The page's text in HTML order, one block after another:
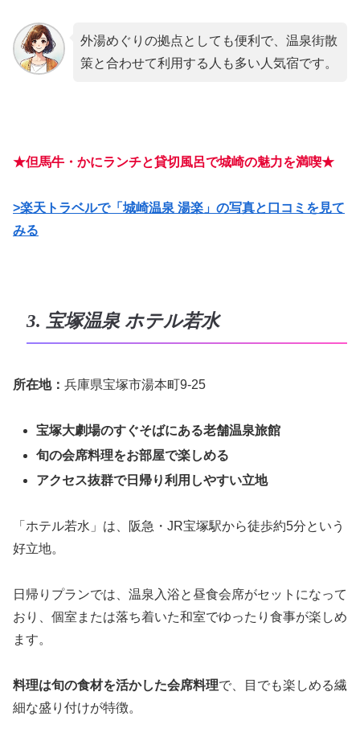
外湯めぐりの拠点としても便利で、温泉街散
策と合わせて利用する人も多い人気宿です。
★但馬牛・かにランチと貸切風呂で城崎の魅力を満喫★
>楽天トラベルで「城崎温泉 湯楽」の写真と口コミを見て
みる
3. 宝塚温泉 ホテル若水
所在地： 兵庫県宝塚市湯本町9-25
宝塚大劇場のすぐそばにある老舗温泉旅館
旬の会席料理をお部屋で楽しめる
アクセス抜群で日帰り利用しやすい立地
「ホテル若水」は、阪急・JR宝塚駅から徒歩約5分という
好立地。
日帰りプランでは、温泉入浴と昼食会席がセットになって
おり、個室または落ち着いた和室でゆったり食事が楽しめ
ます。
料理は旬の食材を活かした会席料理で、目でも楽しめる繊
細な盛り付けが特徴。